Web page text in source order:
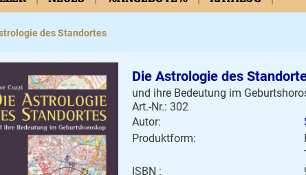
DVD BELLETRISTIK
des Standortes
Die Astrologie des
und ihre Bedeutung im
Art.-Nr.: 302
Autor:
Produktform:
ISBN :